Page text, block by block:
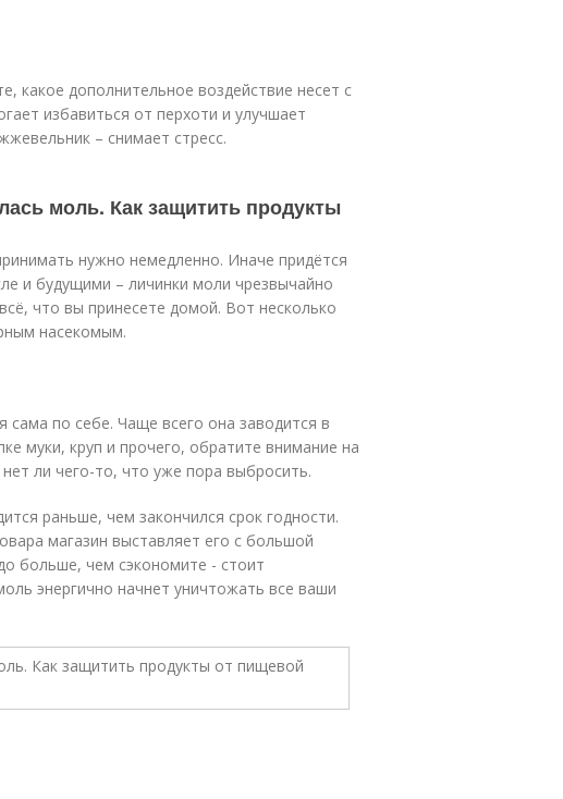
какое дополнительное воздействие несет с
избавиться от перхоти и улучшает
– снимает стресс.
моль. Как защитить продукты
нужно немедленно. Иначе придётся
и будущими – личинки моли чрезвычайно
что вы принесете домой. Вот несколько
насекомым.
по себе. Чаще всего она заводится в
муки, круп и прочего, обратите внимание на
ли чего-то, что уже пора выбросить.
раньше, чем закончился срок годности.
магазин выставляет его с большой
больше, чем сэкономите - стоит
энергично начнет уничтожать все ваши